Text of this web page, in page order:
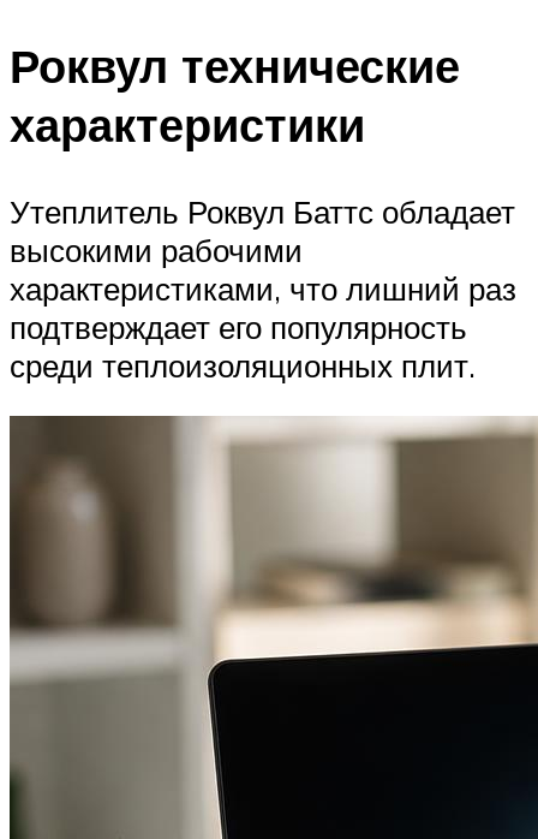
Роквул технические
характеристики
Утеплитель Роквул Баттс обладает
высокими рабочими
характеристиками, что лишний раз
подтверждает его популярность
среди теплоизоляционных плит.